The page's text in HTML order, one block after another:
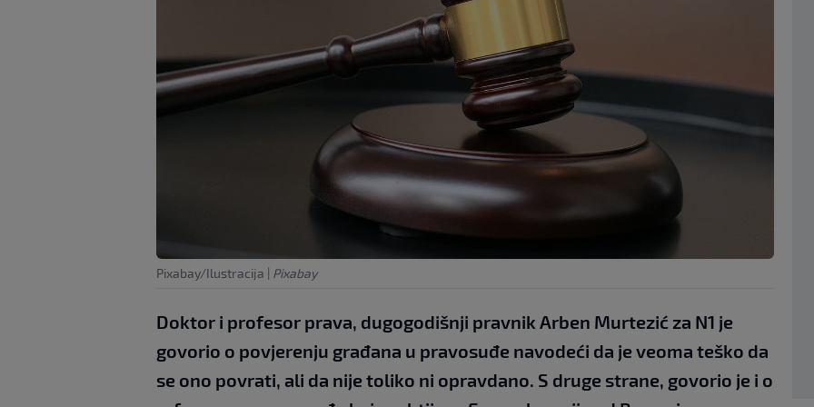
Pixabay/Ilustracija | Pixabay
Doktor i profesor prava, dugogodišnji pravnik Arben Murtezić za N1 je
govorio o povjerenju građana u pravosuđe navodeći da je veoma teško da
se ono povrati, ali da nije toliko ni opravdano. S druge strane, govorio je i o